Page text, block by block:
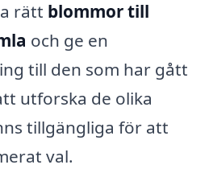
rätt blommor till
och ge en
till den som har gått
utforska de olika
tillgängliga för att
val.